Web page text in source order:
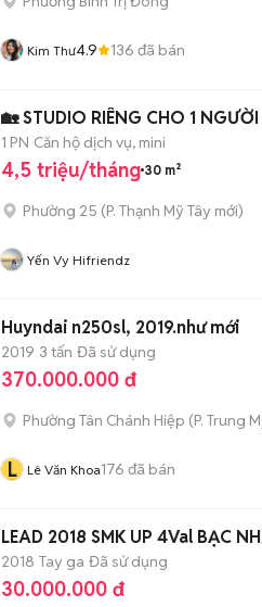
Kim Thư4.9 136 đã bán
🏡 STUDIO RIÊNG CHO 1
1 PN Căn hộ dịch vụ, mini
4,5 triệu/tháng 30 m²
Phường 25 (P. Thạnh Mỹ Tây mới)
Yến Vy Hifriendz
Huyndai n250sl, 2019.như mới
2019 3 tấn Đã sử dụng
370.000.000 đ
Phường Tân Chánh Hiệp (P. Trung
L Lê Văn Khoa176 đã bán
LEAD 2018 SMK UP 4Val BẠC
2018 Tay ga Đã sử dụng
30.000.000 đ